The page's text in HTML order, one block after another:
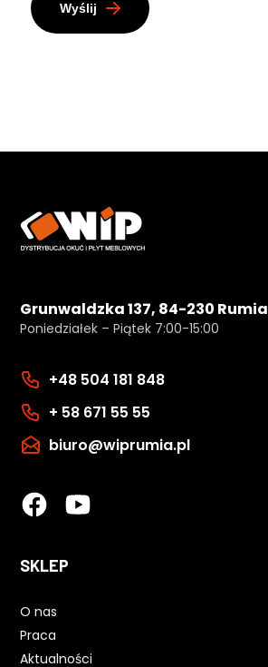
Wyślij
Grunwaldzka 137, 84-230 Rumia
Poniedziałek – Piątek 7:00-15:00
+48 504 181 848
+ 58 671 55 55
biuro@wiprumia.pl
SKLEP
O nas
Praca
Aktualności